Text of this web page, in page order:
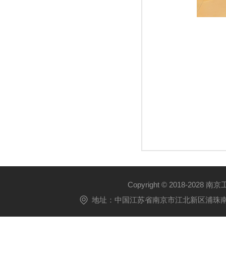
Copyright © 2018-2028 南京
地址：中国江苏省南京市江北新区浦珠